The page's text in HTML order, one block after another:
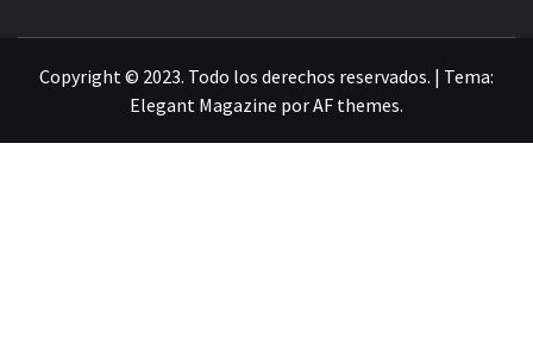
Copyright © 2023. Todo los derechos reservados. | Tema:
Elegant Magazine porAF themes.